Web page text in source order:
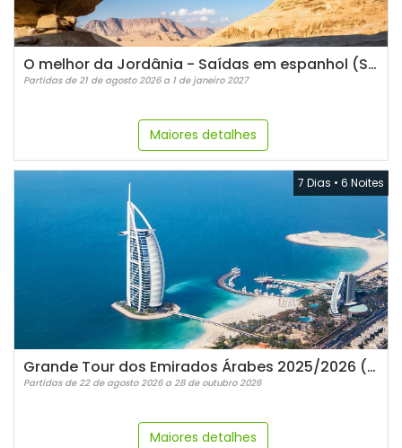
O melhor da Jordânia - Saídas em espanhol (Sextas)
Partidas de 21 de agosto 2026 a 1 de janeiro 2027
Maiores detalhes
7 Dias • 6 Noites
Grande Tour dos Emirados Árabes 2025/2026 (voando Emirates)
Partidas de 22 de agosto 2026 a 28 de outubro 2026
Maiores detalhes